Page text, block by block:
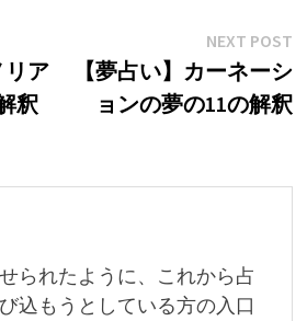
リア
釈
NEXT POST
【夢占い】カーネーシ
ョンの夢の11の解釈
られたように、これから占
込もうとしている方の入口